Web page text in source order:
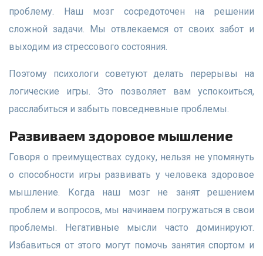
проблему. Наш мозг сосредоточен на решении
сложной задачи. Мы отвлекаемся от своих забот и
выходим из стрессового состояния.
Поэтому психологи советуют делать перерывы на
логические игры. Это позволяет вам успокоиться,
расслабиться и забыть повседневные проблемы.
Развиваем здоровое мышление
Говоря о преимуществах судоку, нельзя не упомянуть
о способности игры развивать у человека здоровое
мышление. Когда наш мозг не занят решением
проблем и вопросов, мы начинаем погружаться в свои
проблемы. Негативные мысли часто доминируют.
Избавиться от этого могут помочь занятия спортом и